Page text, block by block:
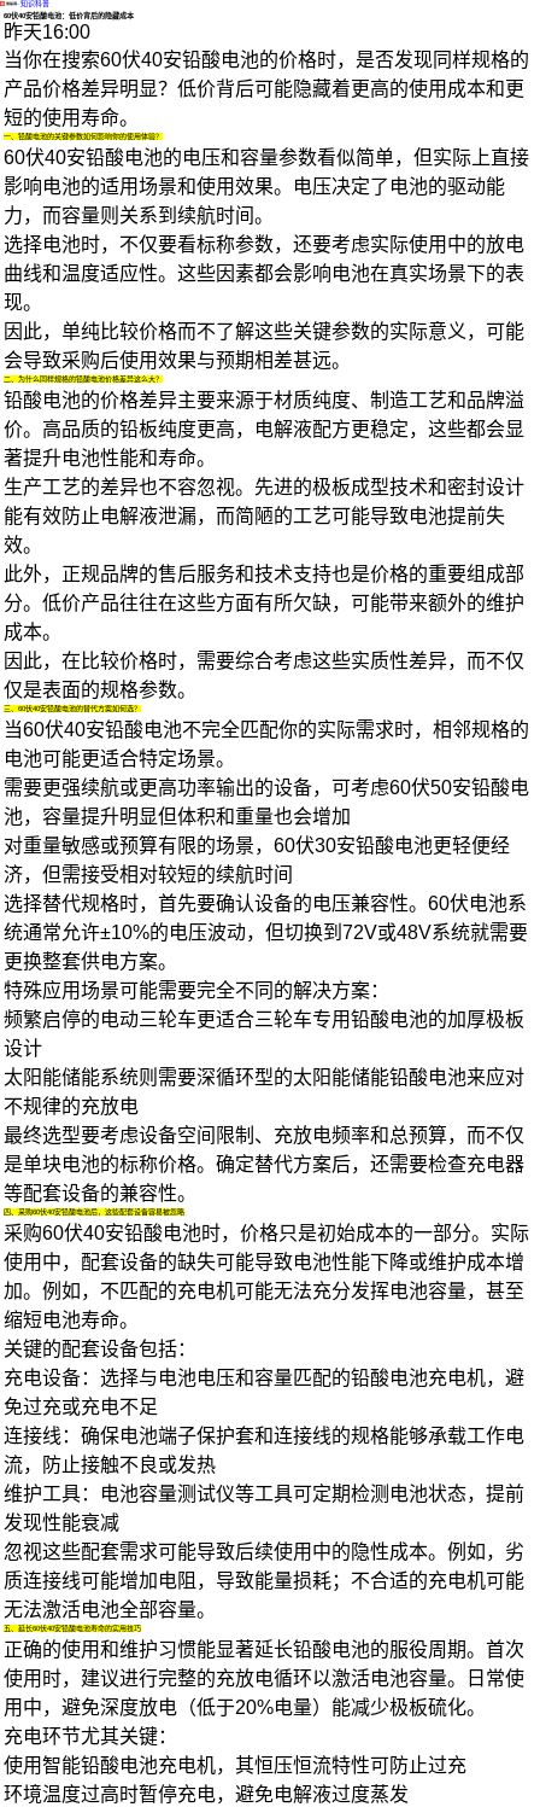
·知识科普
60伏40安铅酸电池：低价背后的隐藏成本
昨天16:00
当你在搜索60伏40安铅酸电池的价格时，是否发现同样规格的
产品价格差异明显？低价背后可能隐藏着更高的使用成本和更
短的使用寿命。
一、铅酸电池的关键参数如何影响你的使用体验？
60伏40安铅酸电池的电压和容量参数看似简单，但实际上直接
影响电池的适用场景和使用效果。电压决定了电池的驱动能
力，而容量则关系到续航时间。
选择电池时，不仅要看标称参数，还要考虑实际使用中的放电
曲线和温度适应性。这些因素都会影响电池在真实场景下的表
现。
因此，单纯比较价格而不了解这些关键参数的实际意义，可能
会导致采购后使用效果与预期相差甚远。
二、为什么同样规格的铅酸电池价格差异这么大？
铅酸电池的价格差异主要来源于材质纯度、制造工艺和品牌溢
价。高品质的铅板纯度更高，电解液配方更稳定，这些都会显
著提升电池性能和寿命。
生产工艺的差异也不容忽视。先进的极板成型技术和密封设计
能有效防止电解液泄漏，而简陋的工艺可能导致电池提前失
效。
此外，正规品牌的售后服务和技术支持也是价格的重要组成部
分。低价产品往往在这些方面有所欠缺，可能带来额外的维护
成本。
因此，在比较价格时，需要综合考虑这些实质性差异，而不仅
仅是表面的规格参数。
三、60伏40安铅酸电池的替代方案如何选？
当60伏40安铅酸电池不完全匹配你的实际需求时，相邻规格的
电池可能更适合特定场景。
需要更强续航或更高功率输出的设备，可考虑60伏50安铅酸电
池，容量提升明显但体积和重量也会增加
对重量敏感或预算有限的场景，60伏30安铅酸电池更轻便经
济，但需接受相对较短的续航时间
选择替代规格时，首先要确认设备的电压兼容性。60伏电池系
统通常允许±10%的电压波动，但切换到72V或48V系统就需要
更换整套供电方案。
特殊应用场景可能需要完全不同的解决方案：
频繁启停的电动三轮车更适合三轮车专用铅酸电池的加厚极板
设计
太阳能储能系统则需要深循环型的太阳能储能铅酸电池来应对
不规律的充放电
最终选型要考虑设备空间限制、充放电频率和总预算，而不仅
是单块电池的标称价格。确定替代方案后，还需要检查充电器
等配套设备的兼容性。
四、采购60伏40安铅酸电池后，这些配套设备容易被忽略
采购60伏40安铅酸电池时，价格只是初始成本的一部分。实际
使用中，配套设备的缺失可能导致电池性能下降或维护成本增
加。例如，不匹配的充电机可能无法充分发挥电池容量，甚至
缩短电池寿命。
关键的配套设备包括：
充电设备：选择与电池电压和容量匹配的铅酸电池充电机，避
免过充或充电不足
连接线：确保电池端子保护套和连接线的规格能够承载工作电
流，防止接触不良或发热
维护工具：
电池容量测试仪等工具可定期检测电池状态，提前
发现性能衰减
忽视这些配套需求可能导致后续使用中的隐性成本。例如，劣
质连接线可能增加电阻，导致能量损耗；不合适的充电机可能
无法激活电池全部容量。
五、延长60伏40安铅酸电池寿命的实用技巧
正确的使用和维护习惯能显著延长铅酸电池的服役周期。首次
使用时，建议进行完整的充放电循环以激活电池容量。日常使
用中，避免深度放电（低于20%电量）能减少极板硫化。
充电环节尤其关键：
使用智能铅酸电池充电机，其恒压恒流特性可防止过充
环境温度过高时暂停充电，避免电解液过度蒸发